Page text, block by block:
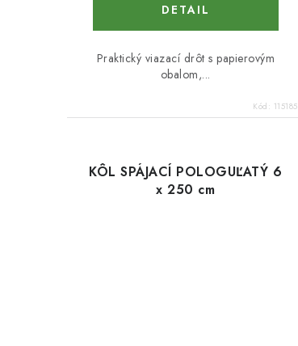
DETAIL
Praktický viazací drôt s papierovým
obalom,...
Kód: 115185
KÔL SPÁJACÍ POLOGUĽATÝ 6
x 250 cm